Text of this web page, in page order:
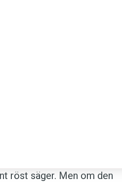
röst säger. Men om den